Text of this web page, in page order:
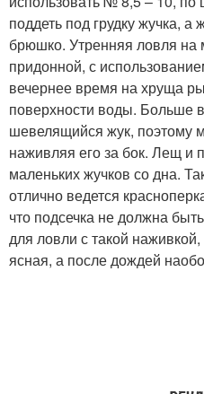
поддеть под грудку жучка, а
брюшко. Утренняя ловля на
придонной, с
вечернее время на хруща
поверхности воды. Больше
шевелящийся жук, поэтому
наживляя его за бок. Лещ и
маленьких жучков со дна.
отлично ведется
что подсечка не должна
для ловли с такой
ясная, а после дождей